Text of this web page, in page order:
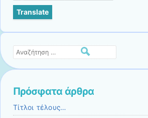
a
language
this
Translate
Αναζήτηση
Πρόσφατα άρθρα
Τίτλοι τέλους…